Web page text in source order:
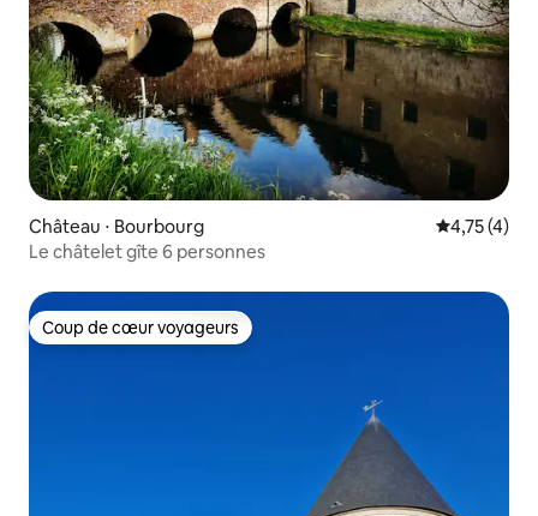
Château ⋅ Bourbourg Évaluation
4,75 (4)
Le châtelet gîte 6 personnes
Coup de cœur voyageurs
Coup de cœur voyageurs